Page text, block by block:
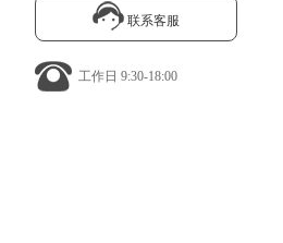
联系客服
工作日 9:30-18:00